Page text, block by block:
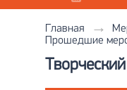
Главная
Прошедшие